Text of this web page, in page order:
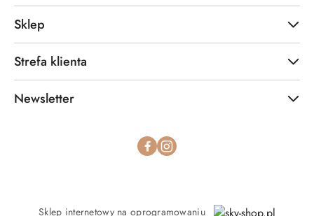
Sklep
Strefa klienta
Newsletter
Sklep internetowy na oprogramowaniu